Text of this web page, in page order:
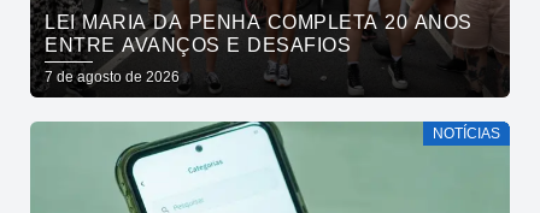
LEI MARIA DA PENHA COMPLETA 20 ANOS
ENTRE AVANÇOS E DESAFIOS
7 de agosto de 2026
NOTÍCIAS